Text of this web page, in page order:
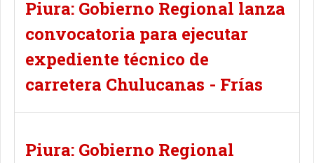
Piura: Gobierno Regional lanza
convocatoria para ejecutar
expediente técnico de
carretera Chulucanas - Frías
Piura: Gobierno Regional